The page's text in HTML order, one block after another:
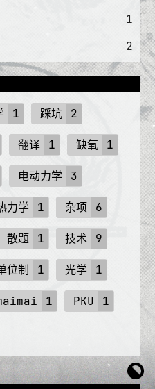
1
2
1 踩坑 2
翻译 1 缺氧 1
电动力学 3
力学 1 杂项 6
散题 1 技术 9
位制 1 光学 1
1 PKU 1